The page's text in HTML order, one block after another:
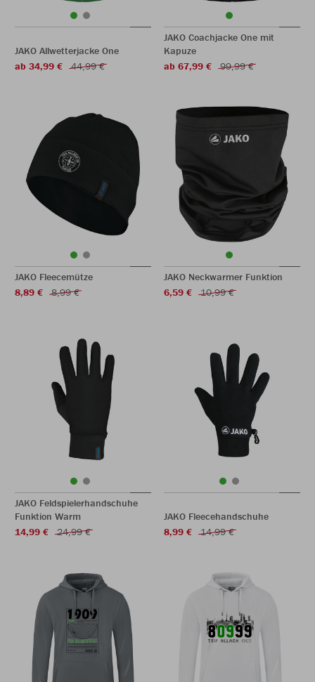
JAKO Allwetterjacke One
ab 34,99 €
44,99 €
JAKO Coachjacke One mit
Kapuze
ab 67,99 €
99,99 €
JAKO Fleecemütze
8,89 €
8,99 €
JAKO Neckwarmer Funktion
6,59 €
10,99 €
JAKO Feldspielerhandschuhe
Funktion Warm
14,99 €
24,99 €
JAKO Fleecehandschuhe
8,99 €
14,99 €